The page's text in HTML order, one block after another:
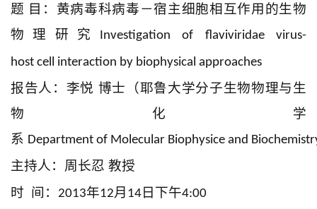
题 目：黄病毒科病毒－宿主细胞相互作用的生物
物理研究
Investigation of flaviviridae virus-
host cell interaction by biophysical approaches
报告人：李悦 博士（耶鲁大学分子生物物理与生
物化学
系 Department of Molecular Biophysice and
主持人：周长忍 教授
时 间： 2013年12月 14日下午4:00